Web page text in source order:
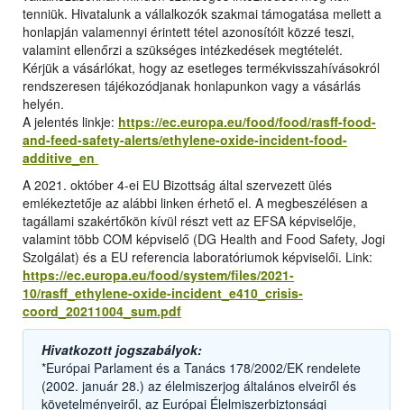
tenniük. Hivatalunk a vállalkozók szakmai támogatása mellett a
honlapján valamennyi érintett tétel azonosítóit közzé teszi,
valamint ellenőrzi a szükséges intézkedések megtételét.
Kérjük a vásárlókat, hogy az esetleges termékvisszahívásokról
rendszeresen tájékozódjanak honlapunkon vagy a vásárlás
helyén.
A jelentés linkje: https://ec.europa.eu/food/food/rasff-food-
and-feed-safety-alerts/ethylene-oxide-incident-food-
additive_en
A 2021. október 4-ei EU Bizottság által szervezett ülés
emlékeztetője az alábbi linken érhető el. A megbeszélésen a
tagállami szakértőkön kívül részt vett az EFSA képviselője,
valamint több COM képviselő (DG Health and Food Safety, Jogi
Szolgálat) és a EU referencia laboratóriumok képviselői. Link:
https://ec.europa.eu/food/system/files/2021-
10/rasff_ethylene-oxide-incident_e410_crisis-
coord_20211004_sum.pdf
Hivatkozott jogszabályok:
*Európai Parlament és a Tanács 178/2002/EK rendelete
(2002. január 28.) az élelmiszerjog általános elveiről és
követelményeiről, az Európai Élelmiszerbiztonsági